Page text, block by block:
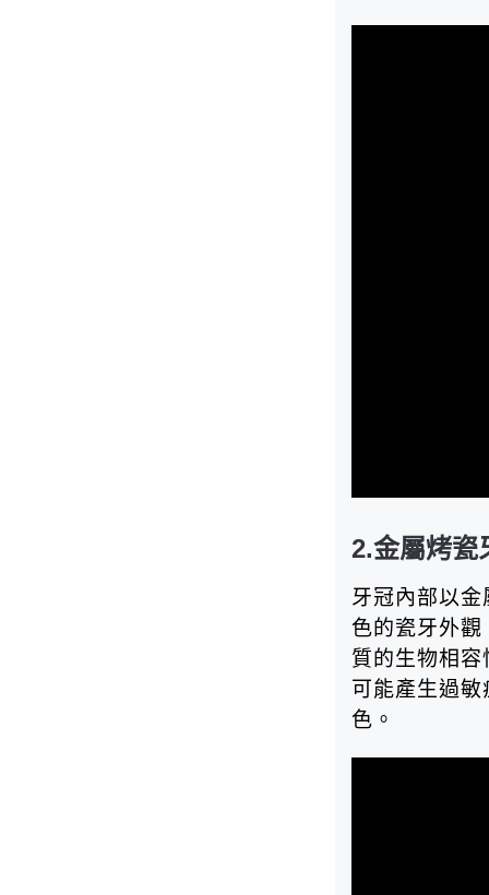
2.金屬烤瓷
牙冠內部以
色的瓷牙外
質的生物相
可能產生過
色。